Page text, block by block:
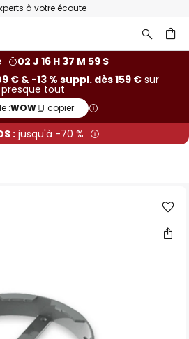
à votre écoute
02 J 16 H 37 M 58 S
€ & -13 % suppl. dès 159 €sur
presque tout
:WOW copier
: jusqu'à -70 %